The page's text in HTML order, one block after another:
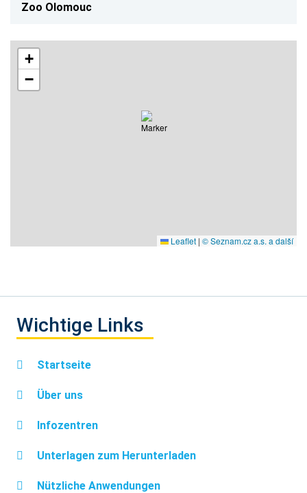
Zoo Olomouc
+
−
Leaflet | © Seznam.cz a.s. a další
Wichtige Links
Startseite
Über uns
Infozentren
Unterlagen zum Herunterladen
Nützliche Anwendungen